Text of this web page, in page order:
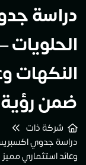
دراسة
الحلويات
النكهات
ضمن رؤية
شركة ذات
دراسة جدوي
وعائد استثماري مميز